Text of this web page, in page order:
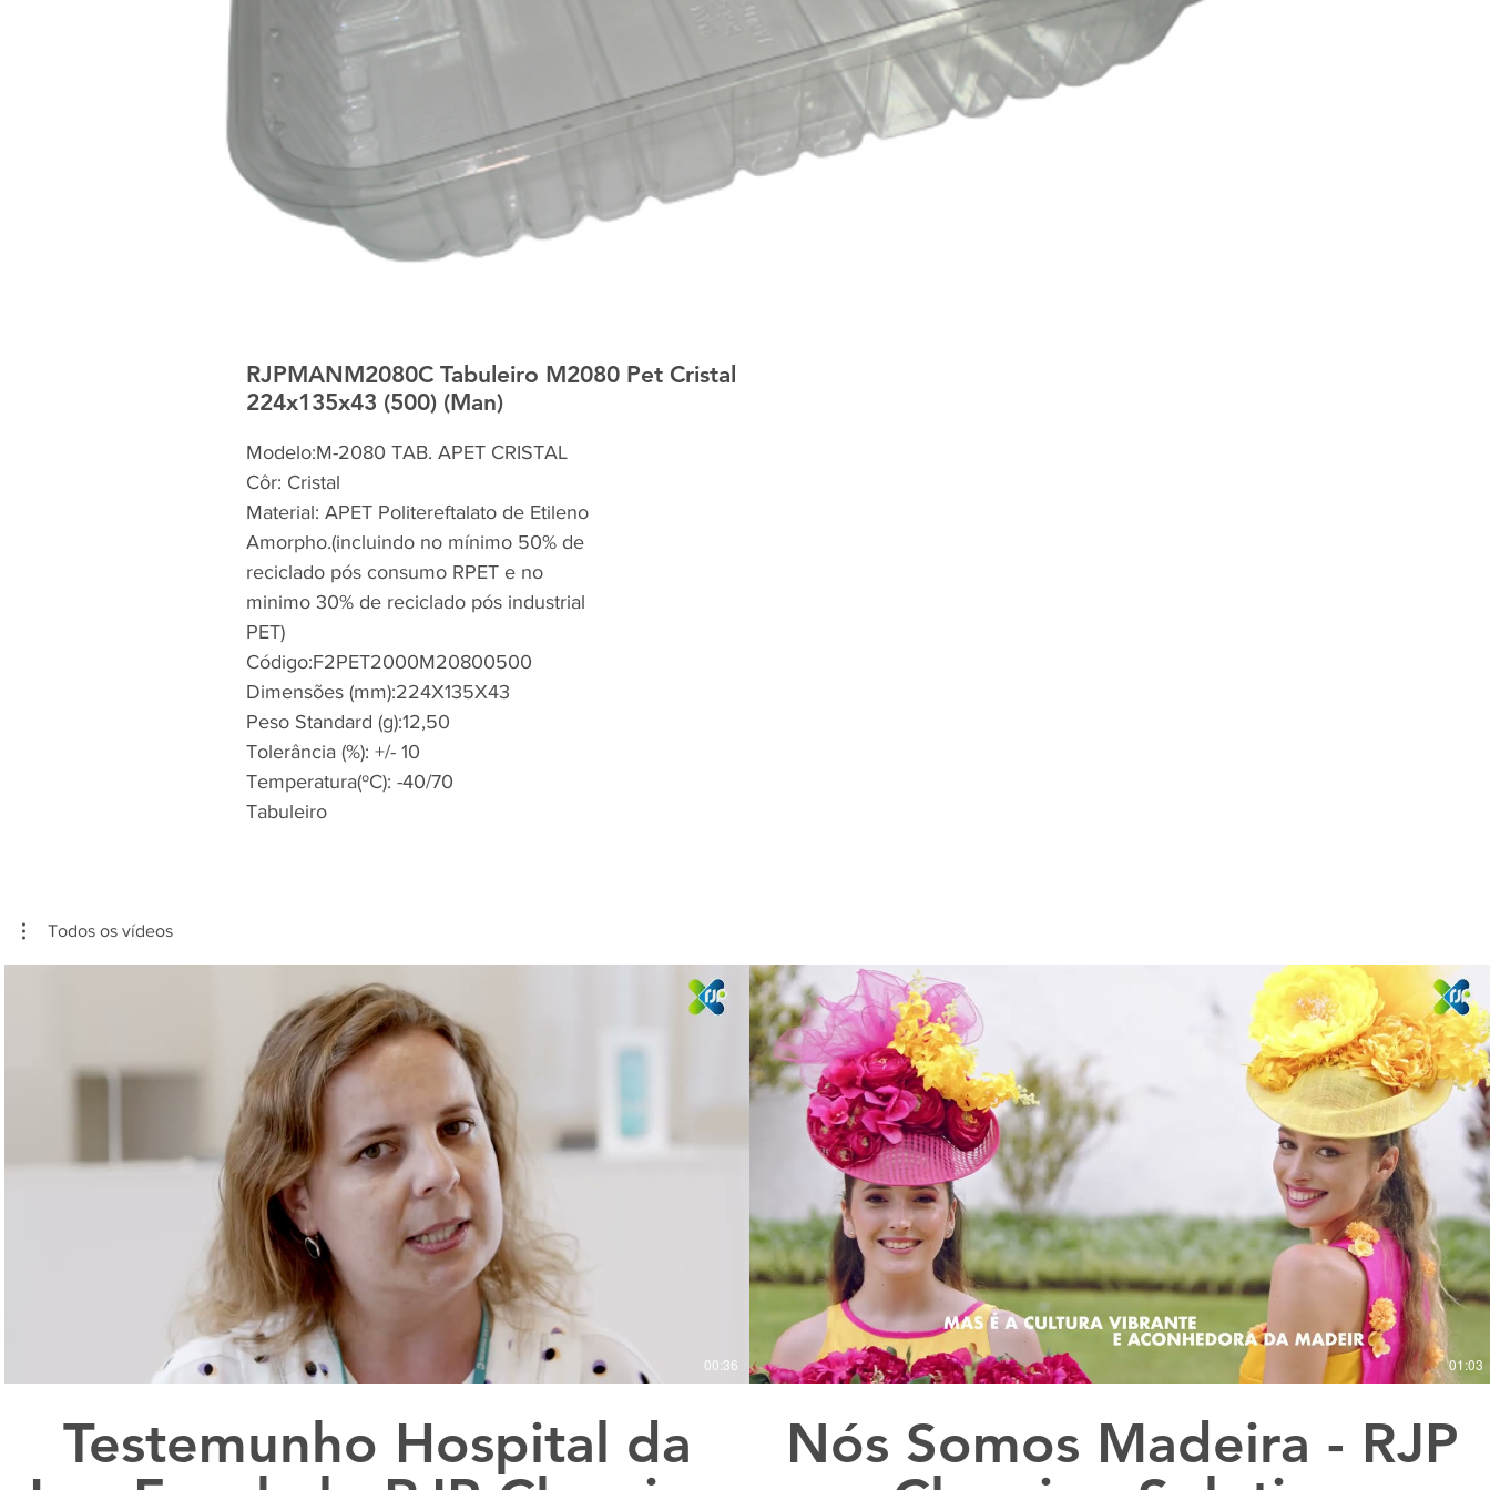
RJPMANM2080C Tabuleiro M2080 Pet Cristal
224x135x43 (500) (Man)
Modelo:M-2080 TAB. APET CRISTAL
Côr: Cristal
Material: APET Politereftalato de Etileno
Amorpho.(incluindo no mínimo 50% de
reciclado pós consumo RPET e no
minimo 30% de reciclado pós industrial
PET)
Código:F2PET2000M20800500
Dimensões (mm):224X135X43
Peso Standard (g):12,50
Tolerância (%): +/- 10
Temperatura(ºC): -40/70
Tabuleiro
Todos os vídeos
Reproduzir vídeo
00:36
Testemunho Hospital da
01:03
Nós Somos Madeira - RJP